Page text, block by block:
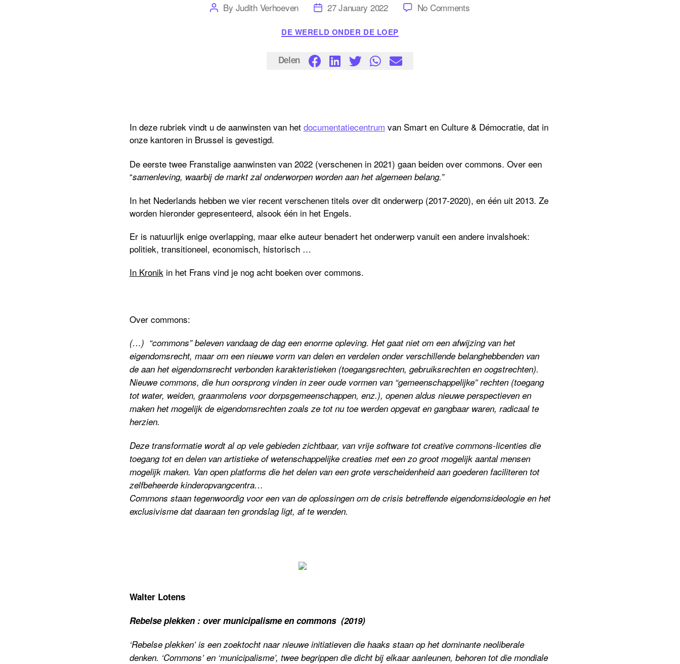
Post
author
By Judith Verhoeven Post
date
27 January 2022 No Commentson
Categories
DE WERELD ONDER DE LOEP
Delen
In deze rubriek vindt u de aanwinsten van het documentatiecentrum van Smart en Culture & Démocratie, dat in
onze kantoren in Brussel is gevestigd.
De eerste twee Franstalige aanwinsten van 2022 (verschenen in 2021) gaan beiden over commons. Over een
“samenleving, waarbij de markt zal onderworpen worden aan het algemeen belang.”
In het Nederlands hebben we vier recent verschenen titels over dit onderwerp (2017-2020), en één uit 2013. Ze
worden hieronder gepresenteerd, alsook één in het Engels.
Er is natuurlijk enige overlapping, maar elke auteur benadert het onderwerp vanuit een andere invalshoek:
politiek, transitioneel, economisch, historisch …
In Kronikin het Frans vind je nog acht boeken over commons.
Over commons:
(…) “commons” beleven vandaag de dag een enorme opleving. Het gaat niet om een afwijzing van het
eigendomsrecht, maar om een nieuwe vorm van delen en verdelen onder verschillende belanghebbenden van
de aan het eigendomsrecht verbonden karakteristieken (toegangsrechten, gebruiksrechten en oogstrechten).
Nieuwe commons, die hun oorsprong vinden in zeer oude vormen van “gemeenschappelijke” rechten (toegang
tot water, weiden, graanmolens voor dorpsgemeenschappen, enz.), openen aldus nieuwe perspectieven en
maken het mogelijk de eigendomsrechten zoals ze tot nu toe werden opgevat en gangbaar waren, radicaal te
herzien.
Deze transformatie wordt al op vele gebieden zichtbaar, van vrije software tot creative commons-licenties die
toegang tot en delen van artistieke of wetenschappelijke creaties met een zo groot mogelijk aantal mensen
mogelijk maken. Van open platforms die het delen van een grote verscheidenheid aan goederen faciliteren tot
zelfbeheerde kinderopvangcentra…
Commons staan tegenwoordig voor een van de oplossingen om de crisis betreffende eigendomsideologie en het
exclusivisme dat daaraan ten grondslag ligt, af te wenden.
Walter Lotens
Rebelse plekken : over municipalisme en commons (2019)
‘Rebelse plekken’ is een zoektocht naar nieuwe initiatieven die haaks staan op het dominante neoliberale
denken. ‘Commons’ en ‘municipalisme’, twee begrippen die dicht bij elkaar aanleunen, behoren tot die mondiale